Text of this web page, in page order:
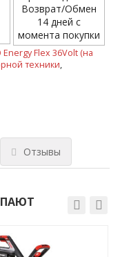
Возврат/Обмен
14 дней с
момента покупки
Energy Flex 36Volt (на
техники,
Отзывы